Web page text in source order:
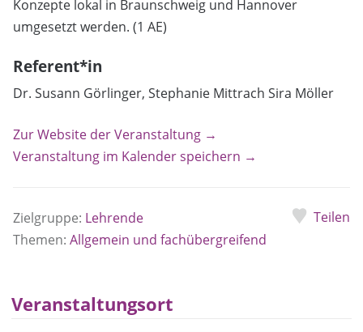
Konzepte lokal in Braunschweig und Hannover
umgesetzt werden. (1 AE)
Referent*in
Dr. Susann Görlinger, Stephanie Mittrach Sira Möller
Zur Website der Veranstaltung →
Veranstaltung im Kalender speichern →
Zielgruppe: Lehrende
Themen: Allgemein und fachübergreifend
Teilen
Veranstaltungsort